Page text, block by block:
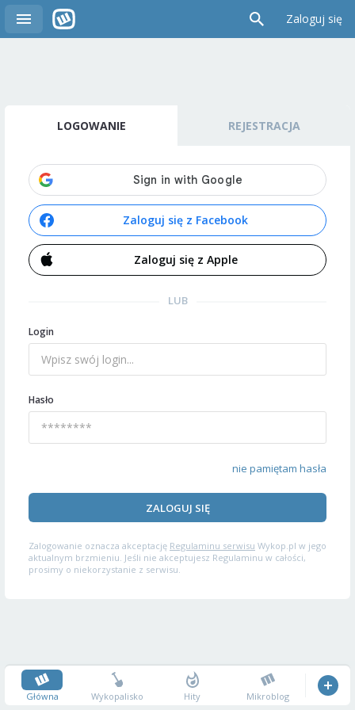
Zaloguj się
LOGOWANIE REJESTRACJA
Zaloguj się z Facebook
Zaloguj się z Apple
LUB
Login
Hasło
nie pamiętam hasła
ZALOGUJ SIĘ
Zalogowanie oznacza akceptację Regulaminu serwisu Wykop.pl w jego
aktualnym brzmieniu. Jeśli nie akceptujesz Regulaminu w całości,
prosimy o niekorzystanie z serwisu.
Główna Wykopalisko Hity Mikroblog